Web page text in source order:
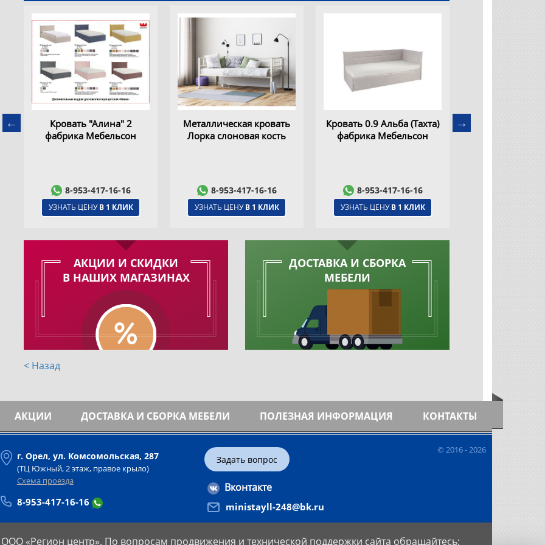
Кровать 0.9 Бест (Тахта)
фабрика Мебельсон
8-953-417-16-16
УЗНАТЬ ЦЕНУВ 1 КЛИК
Кровать 0.9 Бест (Софа)
фабрика Мебельсон
8-953-417-16-16
УЗНАТЬ ЦЕНУВ 1 КЛИК
Кровать-чердак "Теремок
1 Гранд", Фабрика
8-953-417-16-16
УЗНАТЬ ЦЕНУВ 1 КЛИК
АКЦИИ И СКИДКИ
В НАШИХ МАГАЗИНАХ
ДОСТАВКА И СБОРКА
МЕБЕЛИ
< Назад
АКЦИИ ДОСТАВКА И СБОРКА МЕБЕЛИ ПОЛЕЗНАЯ ИНФОРМАЦИЯ КОНТАКТЫ
г. Орел, ул. Комсомольская, 287
(ТЦ Южный, 2 этаж, правое крыло)
Схема проезда
8-953-417-16-16
Задать вопрос
Вконтакте
ministayll-248@bk.ru
© 2016 -2026
ООО «Регион центр». По вопросам продвижения и технической поддержки сайта обращайтесь: